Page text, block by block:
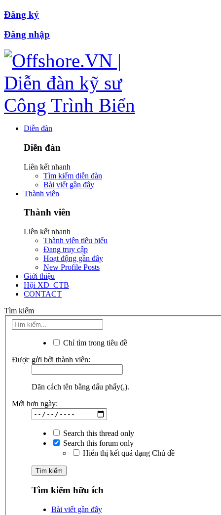
Đăng ký
Đăng nhập
Diễn đàn
Diễn đàn
Liên kết nhanh
Tìm kiếm diễn đàn
Bài viết gần đây
Thành viên
Thành viên
Liên kết nhanh
Thành viên tiêu biểu
Đang truy cập
Hoạt động gần đây
New Profile Posts
Giới thiệu
Hội XD_CTB
CONTACT
Tìm kiếm
Chỉ tìm trong tiêu đề
Được gửi bởi thành viên:
Dãn cách tên bằng dấu phẩy(,).
Mới hơn ngày:
Search this thread only
Search this forum only
Hiển thị kết quả dạng Chủ đề
Tìm kiếm hữu ích
Bài viết gần đây